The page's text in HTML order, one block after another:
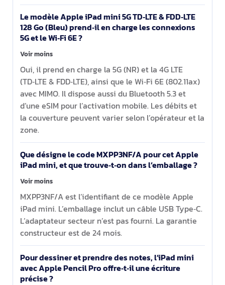
Le modèle Apple iPad mini 5G TD‑LTE & FDD‑LTE
128 Go (Bleu) prend‑il en charge les connexions
5G et le Wi‑Fi 6E ?
Voir moins
Oui, il prend en charge la 5G (NR) et la 4G LTE
(TD‑LTE & FDD‑LTE), ainsi que le Wi‑Fi 6E (802.11ax)
avec MIMO. Il dispose aussi du Bluetooth 5.3 et
d’une eSIM pour l’activation mobile. Les débits et
la couverture peuvent varier selon l’opérateur et la
zone.
Que désigne le code MXPP3NF/A pour cet Apple
iPad mini, et que trouve‑t‑on dans l’emballage ?
Voir moins
MXPP3NF/A est l’identifiant de ce modèle Apple
iPad mini. L’emballage inclut un câble USB Type‑C.
L’adaptateur secteur n’est pas fourni. La garantie
constructeur est de 24 mois.
Pour dessiner et prendre des notes, l’iPad mini
avec Apple Pencil Pro offre‑t‑il une écriture
précise ?